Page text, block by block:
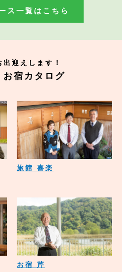
ス一覧はこちら
迎えします！
宿カタログ
旅館 喜楽
お宿 芹